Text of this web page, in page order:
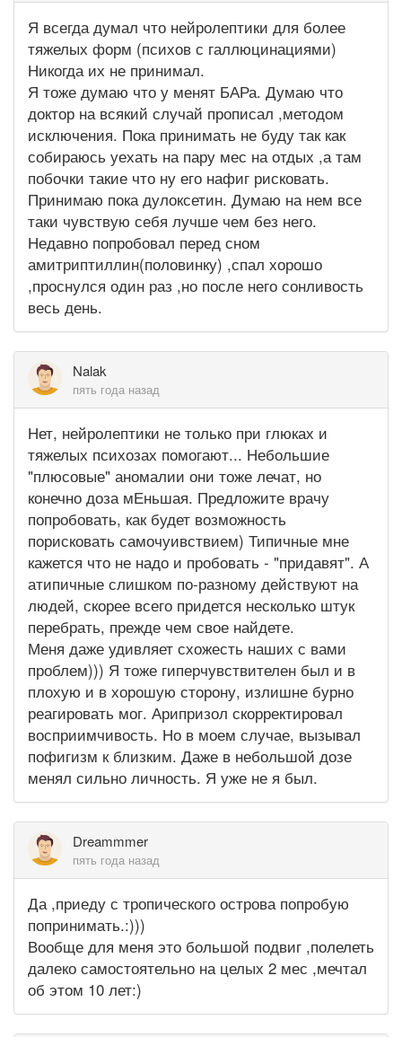
Я всегда думал что нейролептики для более
тяжелых форм (психов с галлюцинациями)
Никогда их не принимал.
Я тоже думаю что у менят БАРа. Думаю что
доктор на всякий случай прописал ,методом
исключения. Пока принимать не буду так как
собираюсь уехать на пару мес на отдых ,а там
побочки такие что ну его нафиг рисковать.
Принимаю пока дулоксетин. Думаю на нем все
таки чувствую себя лучше чем без него.
Недавно попробовал перед сном
амитриптиллин(половинку) ,спал хорошо
,проснулся один раз ,но после него сонливость
весь день.
Nalak
пять года назад
Нет, нейролептики не только при глюках и
тяжелых психозах помогают... Небольшие
"плюсовые" аномалии они тоже лечат, но
конечно доза мЕньшая. Предложите врачу
попробовать, как будет возможность
порисковать самочуивствием) Типичные мне
кажется что не надо и пробовать - "придавят". А
атипичные слишком по-разному действуют на
людей, скорее всего придется несколько штук
перебрать, прежде чем свое найдете.
Меня даже удивляет схожесть наших с вами
проблем))) Я тоже гиперчувствителен был и в
плохую и в хорошую сторону, излишне бурно
реагировать мог. Арипризол скорректировал
восприимчивость. Но в моем случае, вызывал
пофигизм к близким. Даже в небольшой дозе
менял сильно личность. Я уже не я был.
Dreammmer
пять года назад
Да ,приеду с тропического острова попробую
попринимать.:)))
Вообще для меня это большой подвиг ,полелеть
далеко самостоятельно на целых 2 мес ,мечтал
об этом 10 лет:)